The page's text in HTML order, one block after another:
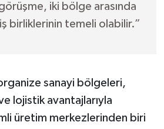
iki bölge arasında
iş birliklerinin temeli olabilir.”
sanayi bölgeleri,
lojistik avantajlarıyla
üretim merkezlerinden biri